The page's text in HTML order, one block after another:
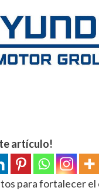
artículo!
para fortalecer